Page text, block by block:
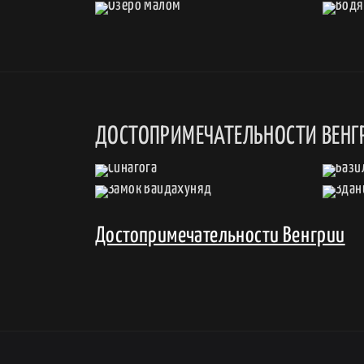
ДОСТОПРИМЕЧАТЕЛЬНОСТИ
Достопримечательности Венгрии